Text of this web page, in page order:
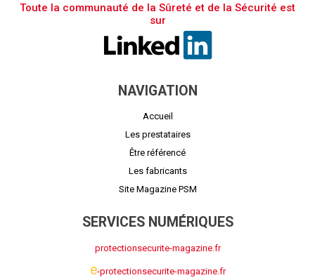
Toute la communauté de la Sûreté et de la Sécurité est
sur
NAVIGATION
Accueil
Les prestataires
Être référencé
Les fabricants
Site Magazine PSM
SERVICES NUMÉRIQUES
protectionsecurite-magazine.fr
e-protectionsecurite-magazine.fr